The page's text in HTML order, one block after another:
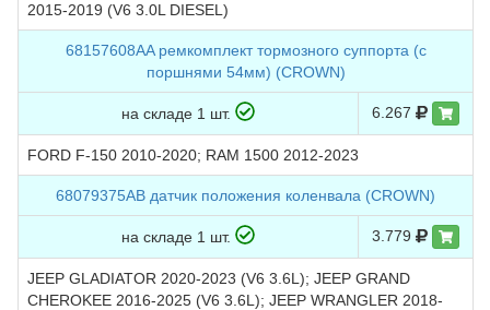
2015-2019 (V6 3.0L DIESEL)
68157608AA ремкомплект тормозного суппорта (с
поршнями 54мм) (CROWN)
на складе 1 шт. 6.267
FORD F-150 2010-2020; RAM 1500 2012-2023
68079375AB датчик положения коленвала (CROWN)
на складе 1 шт. 3.779
JEEP GLADIATOR 2020-2023 (V6 3.6L); JEEP GRAND
CHEROKEE 2016-2025 (V6 3.6L); JEEP WRANGLER 2018-